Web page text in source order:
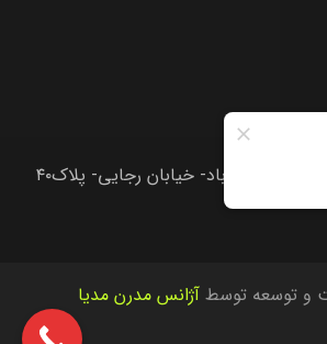
-خاتون آباد- خیابان رجایی- پلاک۴۰
و توسعه توسطآژانس مدرن مدیا